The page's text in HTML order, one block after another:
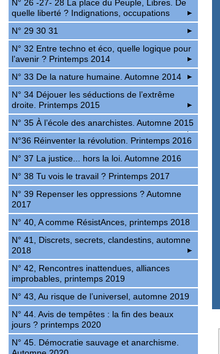
N° 26 -27- 28 La place du Peuple, Libres. De
quelle liberté ? Indignations, occupations
N° 29 30 31
N° 32 Entre techno et éco, quelle logique pour
l’avenir ? Printemps 2014
N° 33 De la nature humaine. Automne 2014
N° 34 Déjouer les séductions de l’extrême
droite. Printemps 2015
N° 35 À l’école des anarchistes. Automne 2015
N°36 Réinventer la révolution. Printemps 2016
N° 37 La justice... hors la loi. Automne 2016
N° 38 Tu vois le travail ? Printemps 2017
N° 39 Repenser les oppressions ? Automne
2017
N° 40, A comme RésistAnces, printemps 2018
N° 41, Discrets, secrets, clandestins, automne
2018
N° 42, Rencontres inattendues, alliances
improbables, printemps 2019
N° 43, Au risque de l’universel, automne 2019
N° 44. Avis de tempêtes : la fin des beaux
jours ? printemps 2020
N° 45. Démocratie sauvage et anarchisme.